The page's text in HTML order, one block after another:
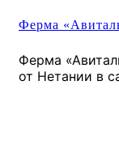
Ферма
Ферма
от Нетании в